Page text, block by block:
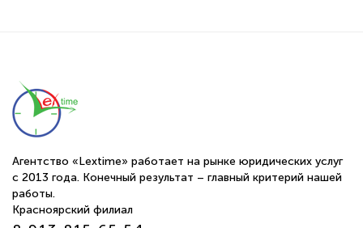
Агентство «Lextime» работает на рынке юридических услуг
с 2013 года. Конечный результат – главный критерий нашей
работы.
Красноярский филиал